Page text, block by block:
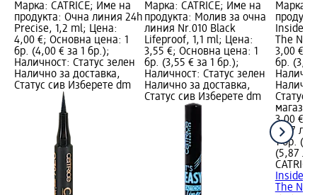
Марка: CATRICE; Име на
продукта: Очна линия 24h
Precise, 1,2 ml; Цена:
4,00 €; Основна цена: 1
бр. (4,00 € за 1 бр.);
Наличност: Статус зелен
Налично за доставка,
Статус сив Изберете dm
Марка: CATRICE; Име на
продукта: Молив за очна
линия Nr.010 Black
Lifeproof, 1,1 ml; Цена:
3,55 €; Основна цена: 1
бр. (3,55 € за 1 бр.);
Наличност: Статус зелен
Налично за доставка,
Статус сив Изберете dm
Марка:
Inside
The
3,00 €;
бр.
Статус
магазин
3,00 €
5,87 лв.
1 бр.
(5,87
CATRICE
Inside
The